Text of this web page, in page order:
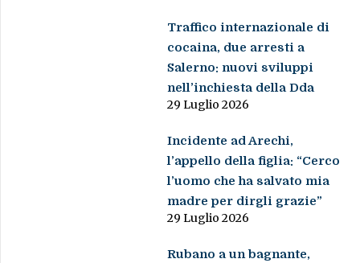
Traffico internazionale di
cocaina, due arresti a
Salerno: nuovi sviluppi
nell’inchiesta della Dda
29 Luglio 2026
Incidente ad Arechi,
l’appello della figlia: “Cerco
l’uomo che ha salvato mia
madre per dirgli grazie”
29 Luglio 2026
Rubano a un bagnante,